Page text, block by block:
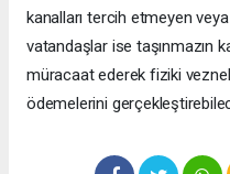
kanalları tercih etmeyen
vatandaşlar ise taşınmazın
müracaat ederek fiziki
ödemelerini